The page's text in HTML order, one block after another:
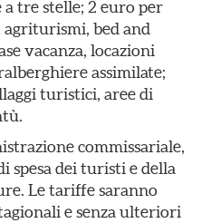
tre stelle; 2 euro per
agriturismi, bed and
vacanza, locazioni
assimilate;
turistici, aree di
commissariale,
spesa dei turisti e della
Le tariffe saranno
e senza ulteriori